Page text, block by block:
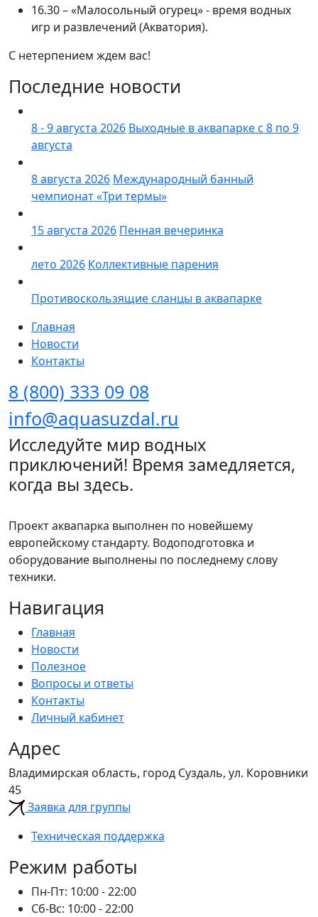
16.30 – «Малосольный огурец» - время водных
игр и развлечений (Акватория).
С нетерпением ждем вас!
Последние новости
8 - 9 августа 2026 Выходные в аквапарке с 8 по 9
августа
8 августа 2026 Международный банный
чемпионат «Три термы»
15 августа 2026 Пенная вечеринка
лето 2026 Коллективные парения
Противоскользящие сланцы в аквапарке
Главная
Новости
Контакты
8 (800) 333 09 08
info@aquasuzdal.ru
Исследуйте мир водных
приключений! Время замедляется,
когда вы здесь.
Проект аквапарка выполнен по новейшему
европейскому стандарту. Водоподготовка и
оборудование выполнены по последнему слову
техники.
Навигация
Главная
Новости
Полезное
Вопросы и ответы
Контакты
Личный кабинет
Адрес
Владимирская область, город Суздаль, ул. Коровники
45
Заявка для группы
Техническая поддержка
Режим работы
Пн-Пт: 10:00 - 22:00
Сб-Вс: 10:00 - 22:00